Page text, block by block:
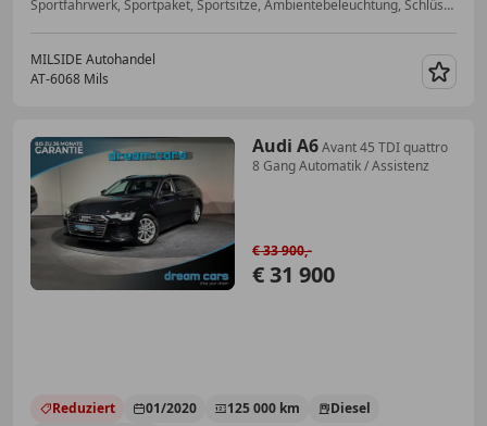
Sportfahrwerk, Sportpaket, Sportsitze, Ambientebeleuchtung, Schlüssellose Zentralverriegelung, Sitzheizung, Abstandstempomat, Notbremsassistent
MILSIDE Autohandel
AT-6068 Mils
Audi A6Avant 45 TDI quattro
8 Gang Automatik / Assistenz
€ 31 900
€ 33 900,-
Reduziert 01/2020 125 000 km
Diesel